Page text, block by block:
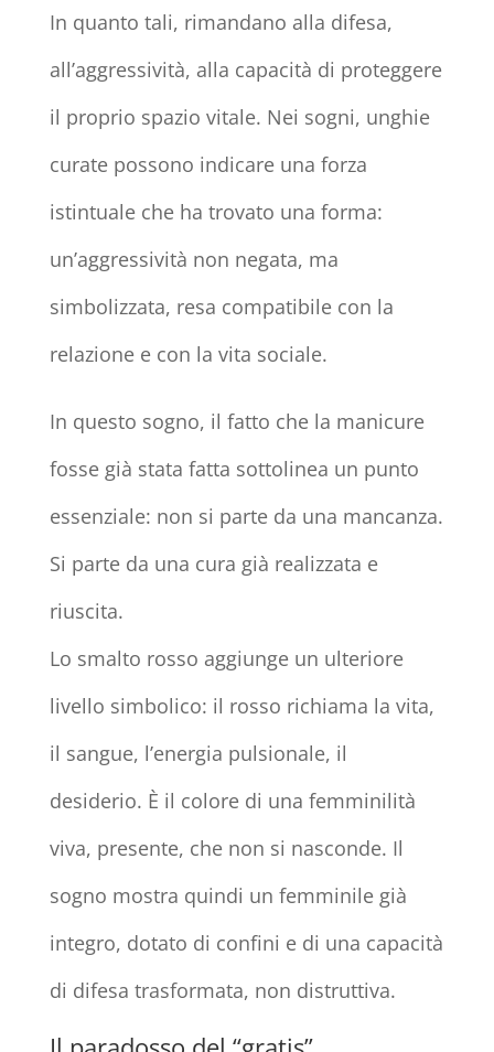
In quanto tali, rimandano alla difesa,
all’aggressività, alla capacità di proteggere
il proprio spazio vitale. Nei sogni, unghie
curate possono indicare una forza
istintuale che ha trovato una forma:
un’aggressività non negata, ma
simbolizzata, resa compatibile con la
relazione e con la vita sociale.
In questo sogno, il fatto che la manicure
fosse già stata fatta sottolinea un punto
essenziale: non si parte da una mancanza.
Si parte da una cura già realizzata e
riuscita.
Lo smalto rosso aggiunge un ulteriore
livello simbolico: il rosso richiama la vita,
il sangue, l’energia pulsionale, il
desiderio. È il colore di una femminilità
viva, presente, che non si nasconde. Il
sogno mostra quindi un femminile già
integro, dotato di confini e di una capacità
di difesa trasformata, non distruttiva.